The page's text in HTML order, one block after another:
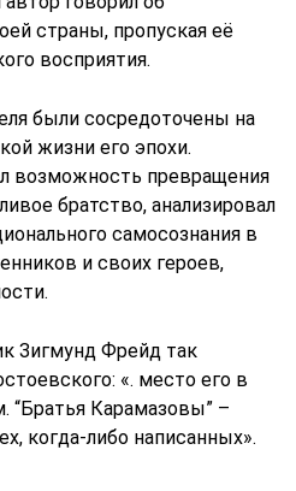
страны, пропуская её
восприятия.
были сосредоточены на
жизни его эпохи.
возможность превращения
братство, анализировал
самосознания в
и своих героев,
Зигмунд Фрейд так
«. место его в
“Братья Карамазовы” –
когда-либо написанных».